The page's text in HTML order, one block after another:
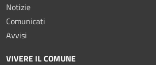
Notizie
Comunicati
Avvisi
VIVERE IL COMUNE